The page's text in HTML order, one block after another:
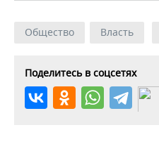
Общество Власть
Поделитесь в соцсетях